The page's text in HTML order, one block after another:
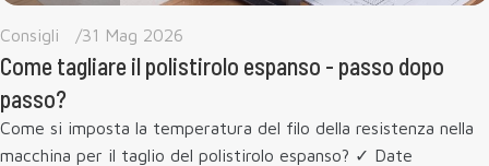
Consigli 31 Mag 2026
Come tagliare il polistirolo espanso - passo dopo
passo?
Come si imposta la temperatura del filo della resistenza nella
macchina per il taglio del polistirolo espanso? ✓ Date